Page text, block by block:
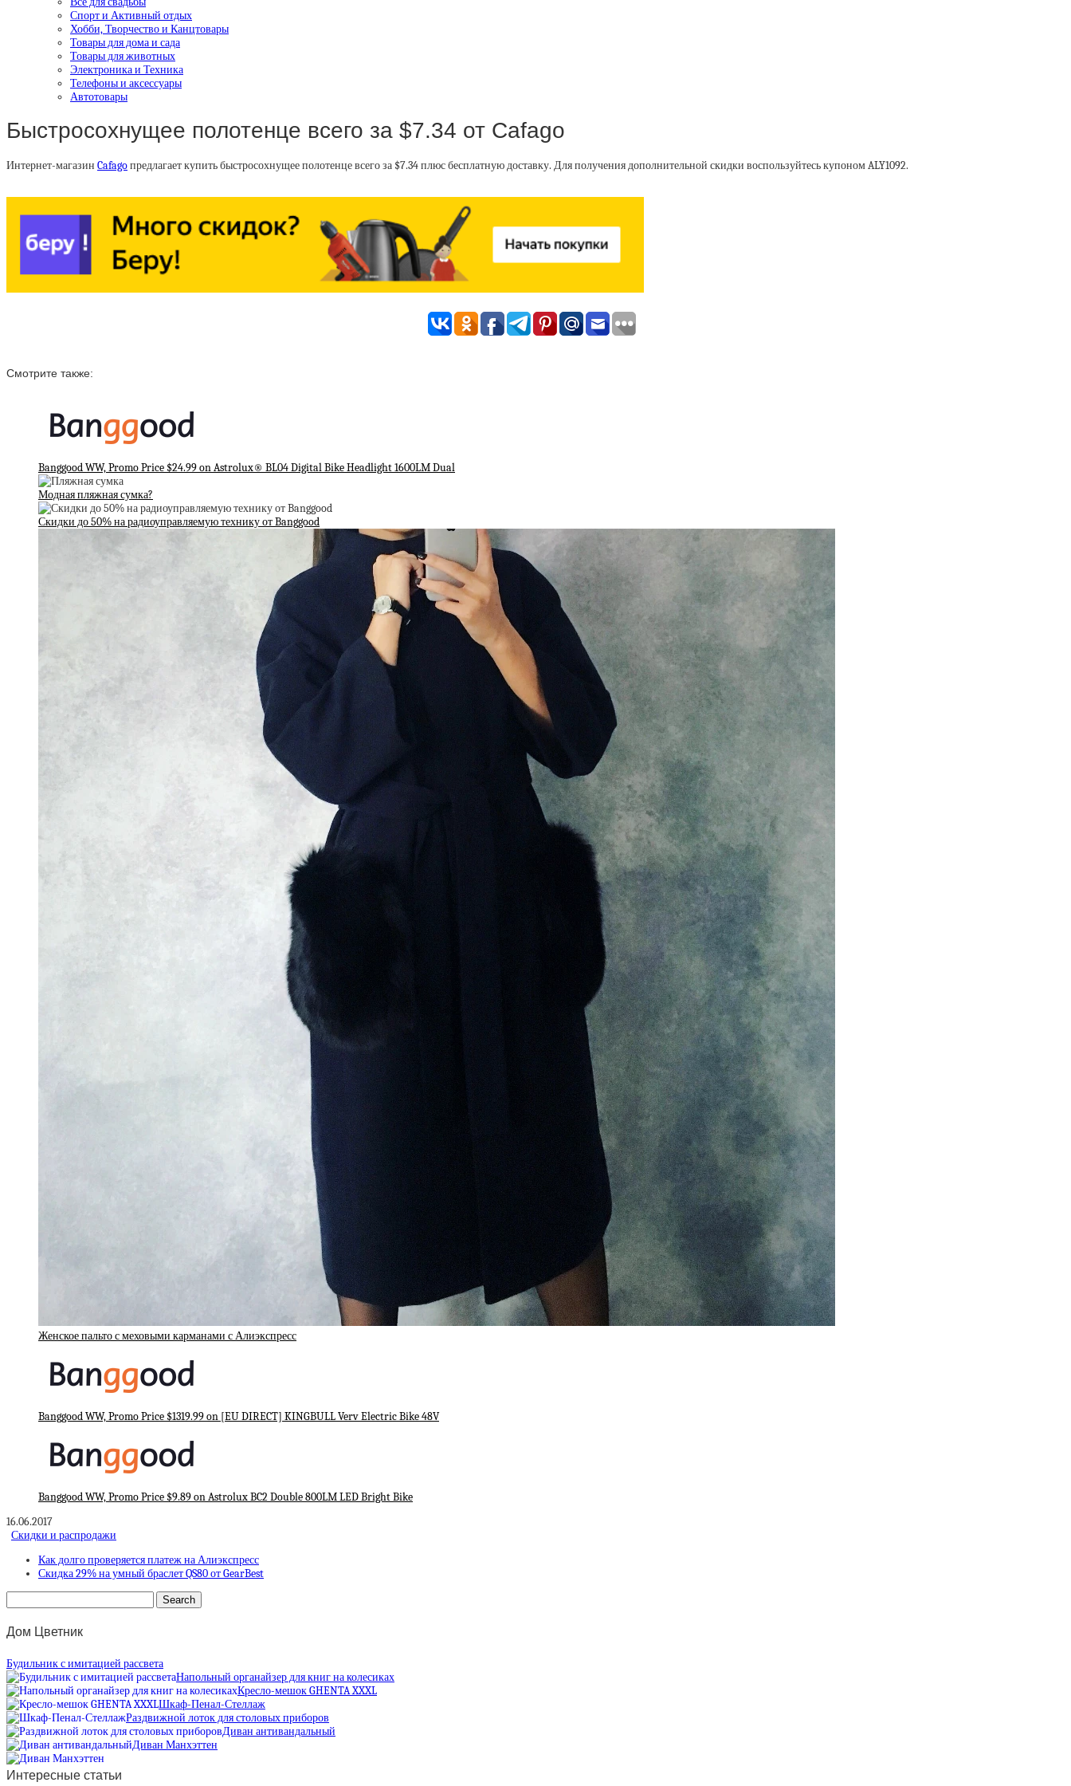
Спорт и Активный отдых
Хобби, Творчество и Канцтовары
Товары для дома и сада
Товары для животных
Электроника и Техника
Телефоны и аксессуары
Автотовары
Быстросохнущее полотенце всего за $7.34 от Cafago
Интернет-магазин Cafagoпредлагает купить быстросохнущее полотенце всего за $7.34 плюс бесплатную доставку. Для получения дополнительной скидки воспользуйтесь купоном ALY1092.
Смотрите также:
Banggood WW, Promo Price $24.99 on Astrolux® BL04 Digital Bike Headlight 1600LM Dual
Модная пляжная сумка?
Скидки до 50% на радиоуправляемую технику от Banggood
Женское пальто с меховыми карманами с Алиэкспресс
Banggood WW, Promo Price $1319.99 on [EU DIRECT] KINGBULL Verv Electric Bike 48V
Banggood WW, Promo Price $9.89 on Astrolux BC2 Double 800LM LED Bright Bike
16.06.2017
Скидки и распродажи
Как долго проверяется платеж на Алиэкспресс
Скидка 29% на умный браслет QS80 от GearBest
Дом Цветник
Будильник с имитацией рассвета
Напольный органайзер для книг на колесиках
Кресло-мешок GHENTA XXXL
Шкаф-Пенал-Стеллаж
Раздвижной лоток для столовых приборов
Диван антивандальный
Диван Манхэттен
Интересные статьи